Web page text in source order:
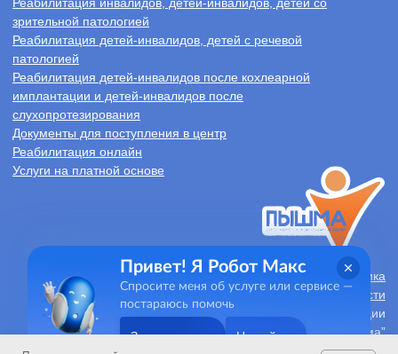
Привет! Я Робот Макс
Спросите меня об услуге или сервисе —
постараюсь помочь
Задать вопрос Не сейчас